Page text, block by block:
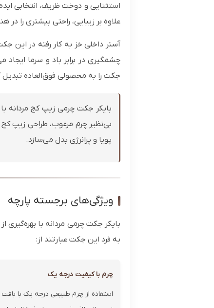
استثنایی و دوخت ظریف، انتخابی
علاوه بر زیبایی، راحتی بیشتری را
آستر داخلی خز به کار رفته در این
چشمگیری در برابر باد و سرما
جکت را به محصولی فوق‌العاده تبدیل
بایکر جکت چرمی زیپ کج مردانه
بی‌نظیر چرم مرغوب، طراحی زیپ
پویا و پرانرژی بدل می‌سازد.
ویژگی‌های برجسته پارچه
بایکر جکت چرمی مردانه با
به فرد این جکت عبارتند از:
چرم با کیفیت درجه یک
استفاده از چرم طبیعی درجه یک با